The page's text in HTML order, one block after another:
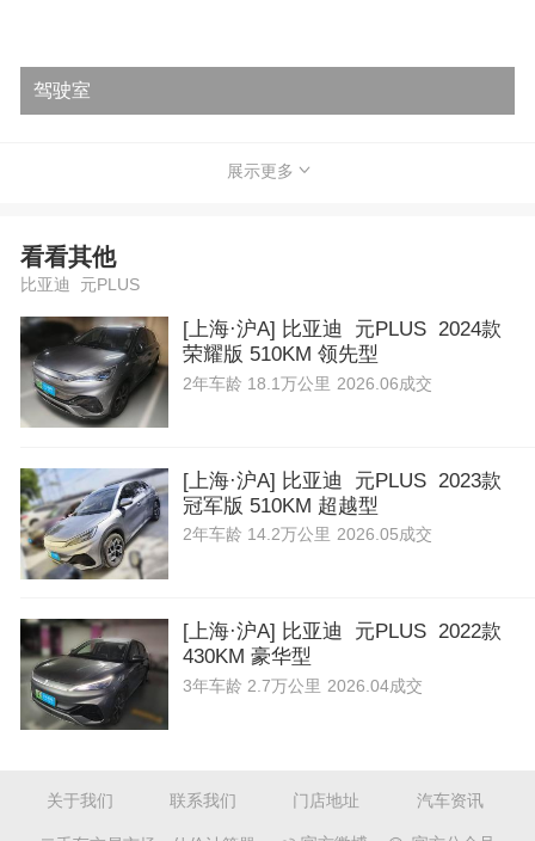
驾驶室
展示更多
看看其他
比亚迪 元PLUS
[上海·沪A] 比亚迪 元PLUS 2024款
荣耀版 510KM 领先型
2年车龄 18.1万公里 2026.06成交
[上海·沪A] 比亚迪 元PLUS 2023款
冠军版 510KM 超越型
2年车龄 14.2万公里 2026.05成交
[上海·沪A] 比亚迪 元PLUS 2022款
430KM 豪华型
3年车龄 2.7万公里 2026.04成交
关于我们 联系我们 门店地址 汽车资讯